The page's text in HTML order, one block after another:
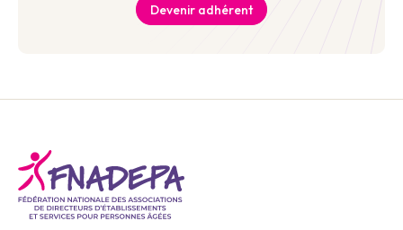
Devenir adhérent